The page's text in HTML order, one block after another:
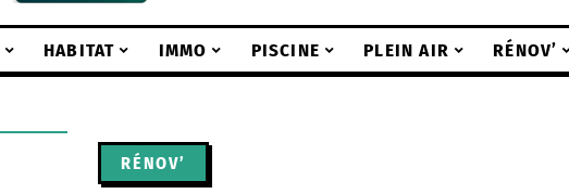
HABITAT IMMO PISCINE PLEIN AIR RÉNOV’
RÉNOV’